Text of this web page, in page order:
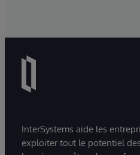
InterSystems aide les
exploiter tout le potentiel